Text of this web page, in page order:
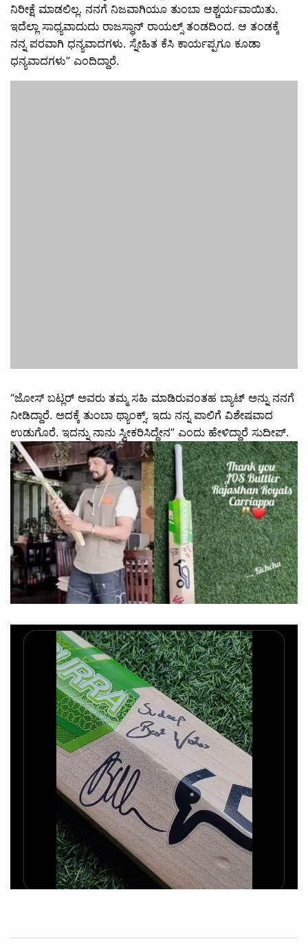
ನಿರೀಕ್ಷೆ ಮಾಡಲಿಲ್ಲ. ನನಗೆ ನಿಜವಾಗಿಯೂ ತುಂಬಾ ಆಶ್ಚರ್ಯವಾಯಿತು.
ಇದೆಲ್ಲಾ ಸಾಧ್ಯವಾದುದು ರಾಜಸ್ಥಾನ್ ರಾಯಲ್ಸ್ ತಂಡದಿಂದ. ಆ ತಂಡಕ್ಕೆ
ನನ್ನ ಪರವಾಗಿ ಧನ್ಯವಾದಗಳು. ಸ್ನೇಹಿತ ಕೆಸಿ ಕಾರ್ಯಪ್ಪಗೂ ಕೂಡಾ
ಧನ್ಯವಾದಗಳು” ಎಂದಿದ್ದಾರೆ.
PREV NEWS
ತನ್ನ ನೆಚ್ಚಿನ ‘ಸೆಲೆಬ್ರಿಟಿ’ಗಳಿಗೆ
ಧನ್ಯವಾದ ಹೇಳಿದ ‘ಡಿ ಬಾಸ್’
NEXT NEWS
ವಿಕ್ರಾಂತ್ ರೋಣ ಮೆಚ್ಚಿದ
ರಮೇಶ್ ಅರವಿಂದ್
ಹೇಳಿದ್ದೇನು ಗೊತ್ತಾ?
Recent Posts
ದಳಪತಿ ವಿಜಯ್‌ ಕೊನೆಯ ಸಿನಿಮಾ ‘ಜನನಾಯಕನ್’ – ಪೊಂಗಲ್ 2026
April 1, 2025